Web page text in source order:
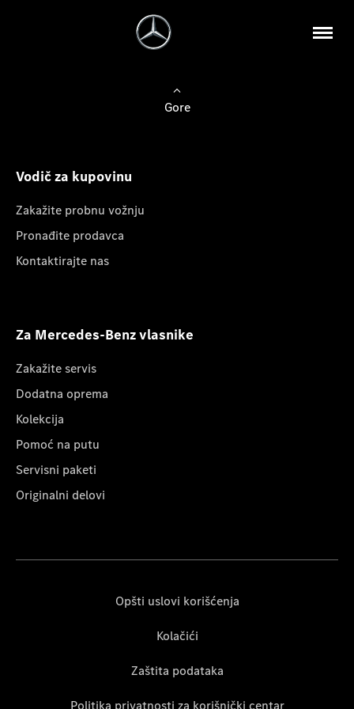
Gore
Vodič za kupovinu
Zakažite probnu vožnju
Pronađite prodavca
Kontaktirajte nas
Za Mercedes-Benz vlasnike
Zakažite servis
Dodatna oprema
Kolekcija
Pomoć na putu
Servisni paketi
Originalni delovi
Opšti uslovi korišćenja
Kolačići
Zaštita podataka
Politika privatnosti za korišnički centar